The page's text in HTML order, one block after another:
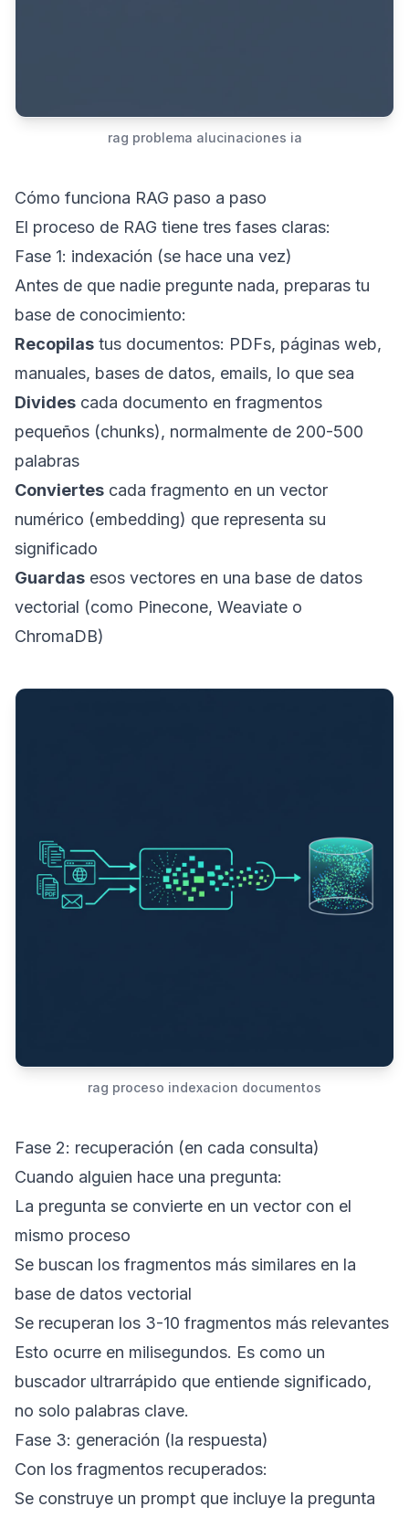
rag problema alucinaciones ia
Cómo funciona RAG paso a paso
El proceso de RAG tiene tres fases claras:
Fase 1: indexación (se hace una vez)
Antes de que nadie pregunte nada, preparas tu
base de conocimiento:
Recopilas tus documentos: PDFs, páginas web,
manuales, bases de datos, emails, lo que sea
Divides cada documento en fragmentos
pequeños (chunks), normalmente de 200-500
palabras
Conviertes cada fragmento en un vector
numérico (embedding) que representa su
significado
Guardas esos vectores en una base de datos
vectorial (como Pinecone, Weaviate o
ChromaDB)
rag proceso indexacion documentos
Fase 2: recuperación (en cada consulta)
Cuando alguien hace una pregunta:
La pregunta se convierte en un vector con el
mismo proceso
Se buscan los fragmentos más similares en la
base de datos vectorial
Se recuperan los 3-10 fragmentos más relevantes
Esto ocurre en milisegundos. Es como un
buscador ultrarrápido que entiende significado,
no solo palabras clave.
Fase 3: generación (la respuesta)
Con los fragmentos recuperados:
Se construye un prompt que incluye la pregunta